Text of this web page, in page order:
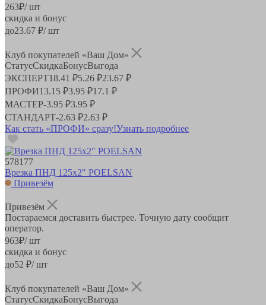
263₽/ шт
скидка и бонус
до23.67 ₽/ шт
Клуб покупателей «Ваш Дом»
СтатусСкидкаБонусВыгода
ЭКСПЕРТ18.41 ₽5.26 ₽23.67 ₽
ПРОФИ13.15 ₽3.95 ₽17.1 ₽
МАСТЕР-3.95 ₽3.95 ₽
СТАНДАРТ-2.63 ₽2.63 ₽
Как стать «ПРОФИ» сразу!Узнать подробнее
578177
Врезка ПНД 125х2" POELSAN
Привезём
Привезём
Постараемся доставить быстрее. Точную дату сообщит
оператор.
963₽/ шт
скидка и бонус
до52 ₽/ шт
Клуб покупателей «Ваш Дом»
СтатусСкидкаБонусВыгода